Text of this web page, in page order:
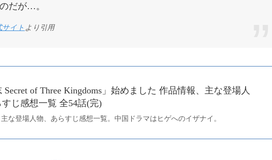
だが…。
サイト より引用
Secret of Three Kingdoms」始めました 作品情報、主な登場人
じ感想一覧 全54話(完)
な登場人物、あらすじ感想一覧。中国ドラマはヒゲへのイザナイ。